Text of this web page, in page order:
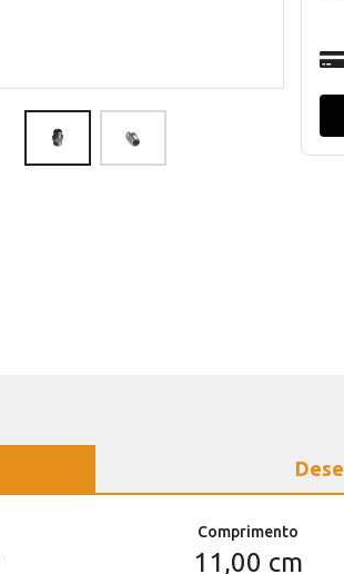
Comprimento
11,00 cm